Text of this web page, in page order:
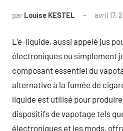
par Louise KESTEL avril 17,
L’e-liquide, aussi appelé jus
électroniques ou simplement
composant essentiel du
alternative à la fumée de
liquide est utilisé pour
dispositifs de vapotage tels
électroniques et les mods,